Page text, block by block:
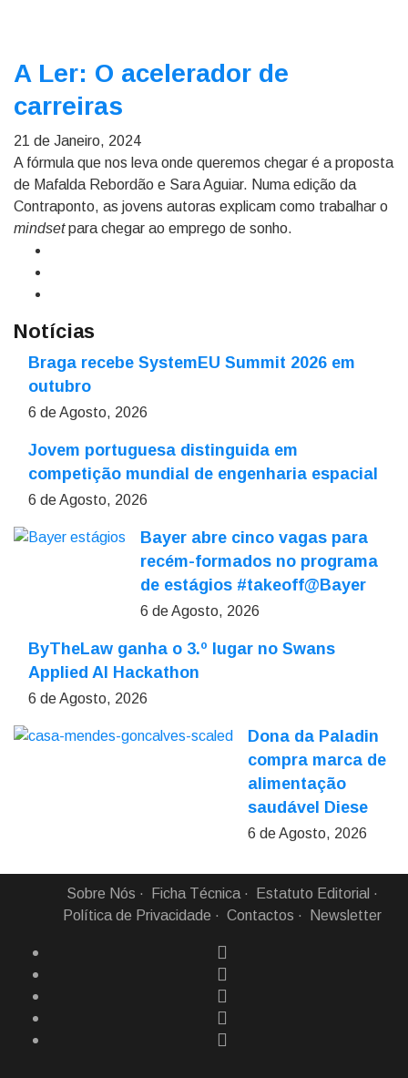
A Ler: O acelerador de
carreiras
21 de Janeiro, 2024
A fórmula que nos leva onde queremos chegar é a proposta
de Mafalda Rebordão e Sara Aguiar. Numa edição da
Contraponto, as jovens autoras explicam como trabalhar o
mindsetpara chegar ao emprego de sonho.
Notícias
Braga recebe SystemEU Summit 2026 em
outubro
6 de Agosto, 2026
Jovem portuguesa distinguida em
competição mundial de engenharia espacial
6 de Agosto, 2026
Bayer abre cinco vagas para
recém-formados no programa
de estágios #takeoff@Bayer
6 de Agosto, 2026
ByTheLaw ganha o 3.º lugar no Swans
Applied AI Hackathon
6 de Agosto, 2026
Dona da Paladin
compra marca de
alimentação
saudável Diese
6 de Agosto, 2026
Sobre Nós Ficha Técnica
Estatuto Editorial
Política de Privacidade
Contactos Newsletter